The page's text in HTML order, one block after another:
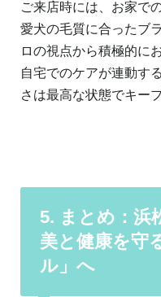
ご来店時には、お家で
愛犬の毛質に合ったブ
ロの視点から積極的に
自宅でのケアが連動す
さは最高な状態でキー
5. まとめ：浜
美と健康を守
ル」へ